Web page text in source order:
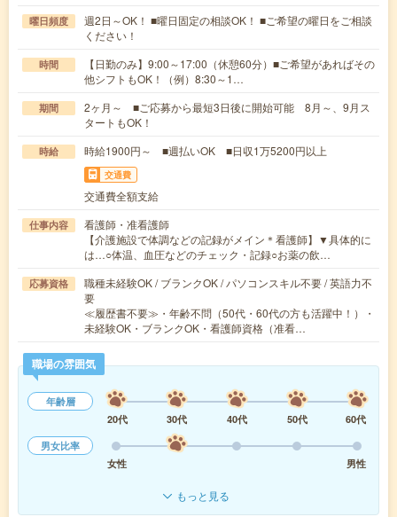
曜日頻度
週2日～OK！ ■曜日固定の相談OK！ ■ご希望の曜日をご相談
ください！
時間
【日勤のみ】9:00～17:00（休憩60分）■ご希望があればその
他シフトもOK！（例）8:30～1…
期間
2ヶ月～ ■ご応募から最短3日後に開始可能 8月～、9月ス
タートもOK！
時給 時給1900円～ ■週払いOK ■日収1万5200円以上
交通費
交通費全額支給
仕事内容
看護師・准看護師
【介護施設で体調などの記録がメイン＊看護師】▼具体的に
は…○体温、血圧などのチェック・記録○お薬の飲…
応募資格
職種未経験OK / ブランクOK / パソコンスキル不要 / 英語力不
要
≪履歴書不要≫・年齢不問（50代・60代の方も活躍中！）・
未経験OK・ブランクOK・看護師資格（准看…
職場の雰囲気
年齢層
20代
30代 40代 50代
60代
男女比率
女性
男性
もっと見る